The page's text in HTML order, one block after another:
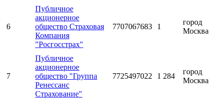
6
Публичное
акционерное
общество Страховая
Компания
"Росгосстрах"
7707067683 1
город
Москва
7
Публичное
акционерное
общество "Группа
Ренессанс
Страхование"
7725497022 1 284
город
Москва